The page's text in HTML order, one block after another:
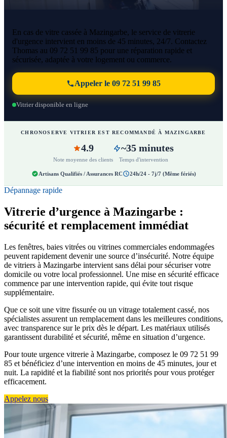
En cas de vitre cassée à Mazingarbe, le service de vitrerie
d'urgence intervient en moins de 45 minutes, 24/7. Contactez
Thomas au 09 72 51 99 85 pour une réparation rapide et
sécurisée, adaptée à votre logement ou commerce.
Appeler le 09 72 51 99 85
Vitrier disponible en ligne
CHRONOSERVE VITRIER EST RECOMMANDÉ À MAZINGARBE
4.9
Note moyenne des clients
~35 minutes
Temps d'intervention
Artisans Qualifiés / Assurances RC 24h/24 - 7j/7 (Même fériés)
Dépannage rapide
Vitrerie d’urgence à Mazingarbe :
sécurité et remplacement immédiat
Les fenêtres, baies vitrées ou vitrines commerciales endommagées
peuvent rapidement devenir une source d’insécurité. Notre équipe
de vitriers à Mazingarbe intervient sans délai pour sécuriser votre
domicile ou votre local professionnel. Une mise en sécurité efficace
commence par une intervention rapide, qui évite tout risque
supplémentaire.
Que ce soit une vitre fissurée ou un vitrage totalement cassé, nos
spécialistes assurent un remplacement dans les meilleures conditions,
avec transparence sur le prix dès le départ. Les matériaux utilisés
garantissent durabilité et sécurité, même en situation d’urgence.
Pour toute urgence vitrerie à Mazingarbe, composez le 09 72 51 99
85 et bénéficiez d’une intervention en moins de 45 minutes, jour et
nuit. La rapidité et la fiabilité sont nos priorités pour vous protéger
efficacement.
Appelez nous